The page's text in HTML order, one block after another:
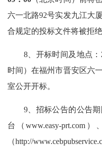
六一北路92号实发九江大
合规定的投标文件将被拒绝
8、开标时间及地点：
时间）在福州市晋安区六
室公开开标。
9、招标公告的公告期
台（www.easy-prt.com
（http://